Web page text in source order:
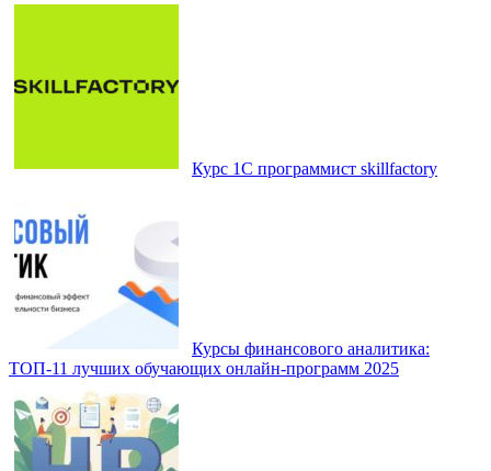
Курс 1С программист skillfactory
Курсы финансового аналитика:
ТОП‑11 лучших обучающих онлайн‑программ 2025